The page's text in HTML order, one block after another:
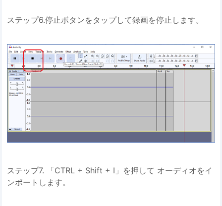
ステップ6.停止ボタンをタップして録画を停止します。
ステップ7. 「CTRL + Shift + I」を押して オーディオをイ
ンポートします。